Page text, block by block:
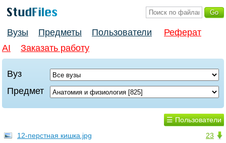
Вузы Предметы Пользователи
Реферат
AI
Заказать работу
Вуз
Предмет
☰ Пользователи
23
12-перстная кишка.jpg